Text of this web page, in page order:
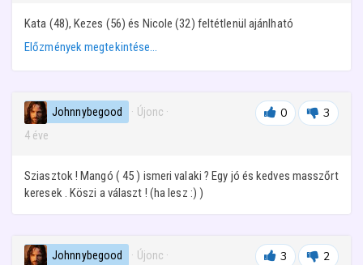
Kata (48), Kezes (56) és Nicole (32) feltétlenül ajánlható
Előzmények megtekintése…
Johnnybegood · Újonc ·
4 éve
0 3
Sziasztok ! Mangó ( 45 ) ismeri valaki ? Egy jó és kedves masszőrt
keresek . Köszi a választ ! (ha lesz :) )
Johnnybegood · Újonc ·
3 2